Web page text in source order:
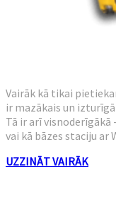
Vairāk kā tikai
ir mazākais un
Tā ir arī
vai kā bāzes staciju ar
UZZINĀT VAIRĀK